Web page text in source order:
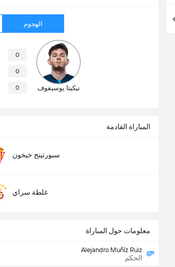
المباراة القادمة
سبورتينج خيخون
غلطة سراي
الهجوم
نيكيتا يوسيفوف
0
0
0
معلومات حول المباراة
Alejandro Muñíz Ruiz
الحكم